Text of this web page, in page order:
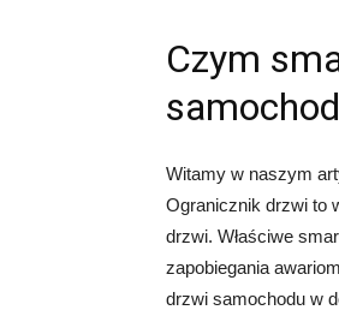
Czym
Witamy w naszym
Ogranicznik drzwi to
drzwi. Właściwe
zapobiegania
drzwi samochodu w